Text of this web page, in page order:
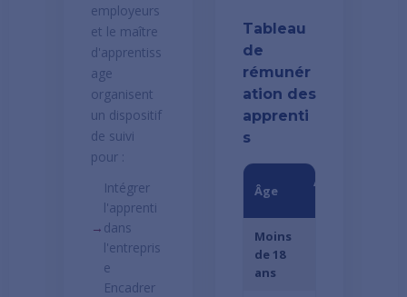
employeurs
et le maître
d'apprentiss
age
organisent
un dispositif
de suivi
pour :
→
Intégrer
l'apprenti
dans
l'entrepris
e
Encadrer
Tableau
de
rémunér
ation des
apprenti
s
Âge
Année
Moins
de 18
ans